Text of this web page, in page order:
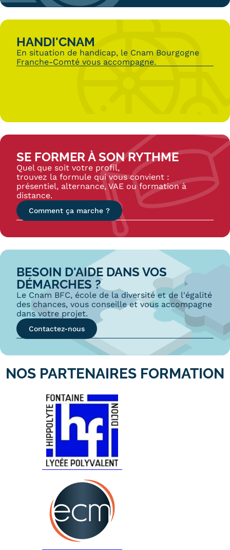
HANDI'CNAM
En situation de handicap, le Cnam Bourgogne
Franche-Comté vous accompagne.
SE FORMER À SON RYTHME
Quel que soit votre profil,
trouvez la formule qui vous convient :
présentiel, alternance, VAE ou formation à
distance.
Comment ça marche ?
BESOIN D'AIDE DANS VOS
DÉMARCHES ?
Le Cnam BFC, école de la diversité et de l'égalité
des chances, vous conseille et vous accompagne
dans votre projet.
Contactez-nous
NOS PARTENAIRES FORMATION